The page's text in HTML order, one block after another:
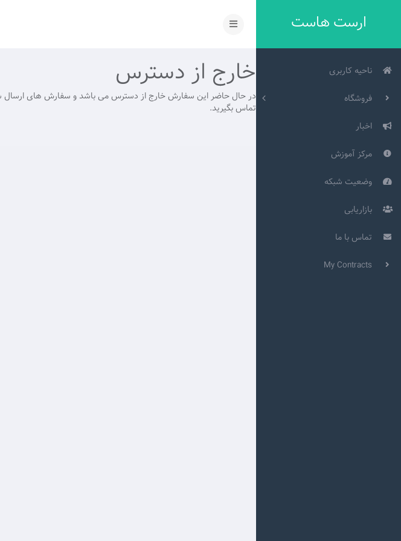
ارست هاست
ناحیه کاربری
فروشگاه
اخبار
مرکز آموزش
وضعیت شبکه
بازاریابی
تماس با ما
خارج از دسترس
در حال حاضر این سفارش خارج از دسترس می باشد و سفارش های ارسال
تماس بگیرید.